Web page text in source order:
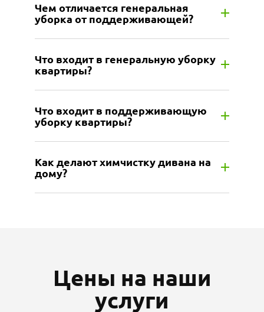
Чем отличается генеральная
уборка от поддерживающей?
Что входит в генеральную уборку
квартиры?
Что входит в поддерживающую
уборку квартиры?
Как делают химчистку дивана на
дому?
Цены на наши
услуги